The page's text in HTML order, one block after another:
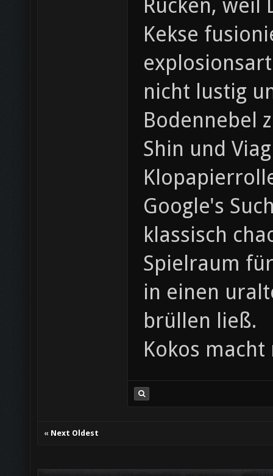
Rücken, weil
Kekse
nicht lustig
Bodennebel
Shin und
Google's
klassisch
Spielraum
in einen
brüllen ließ.
Kokos
« Next Oldest